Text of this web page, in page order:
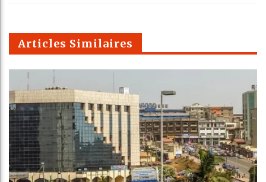
m
Articles Similaires